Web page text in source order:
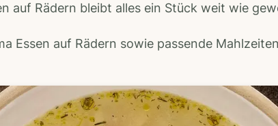
auf Rädern bleibt alles ein Stück weit wie
Essen auf Rädern sowie passende